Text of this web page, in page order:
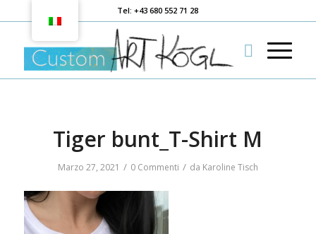
Tel: +43 680 552 71 28
Tiger bunt_T-Shirt M
Marzo 27, 2021 / 0 Commenti / da Karoline Tisch